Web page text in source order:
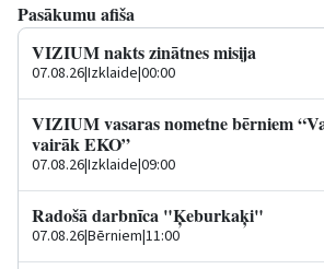
Pasākumu afiša
VIZIUM nakts zinātnes misija
07.08.26|Izklaide|00:00
VIZIUM vasaras nometne bērniem
vairāk EKO”
07.08.26|Izklaide|09:00
Radošā darbnīca "Ķeburkaķi"
07.08.26|Bērniem|11:00